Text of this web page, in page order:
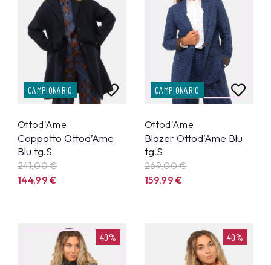
CAMPIONARIO
Ottod'Ame
Cappotto Ottod’Ame
Blu tg.S
241,00 €
144,99€
CAMPIONARIO
Ottod'Ame
Blazer Ottod’Ame Blu
tg.S
269,00 €
159,99€
40% 40%